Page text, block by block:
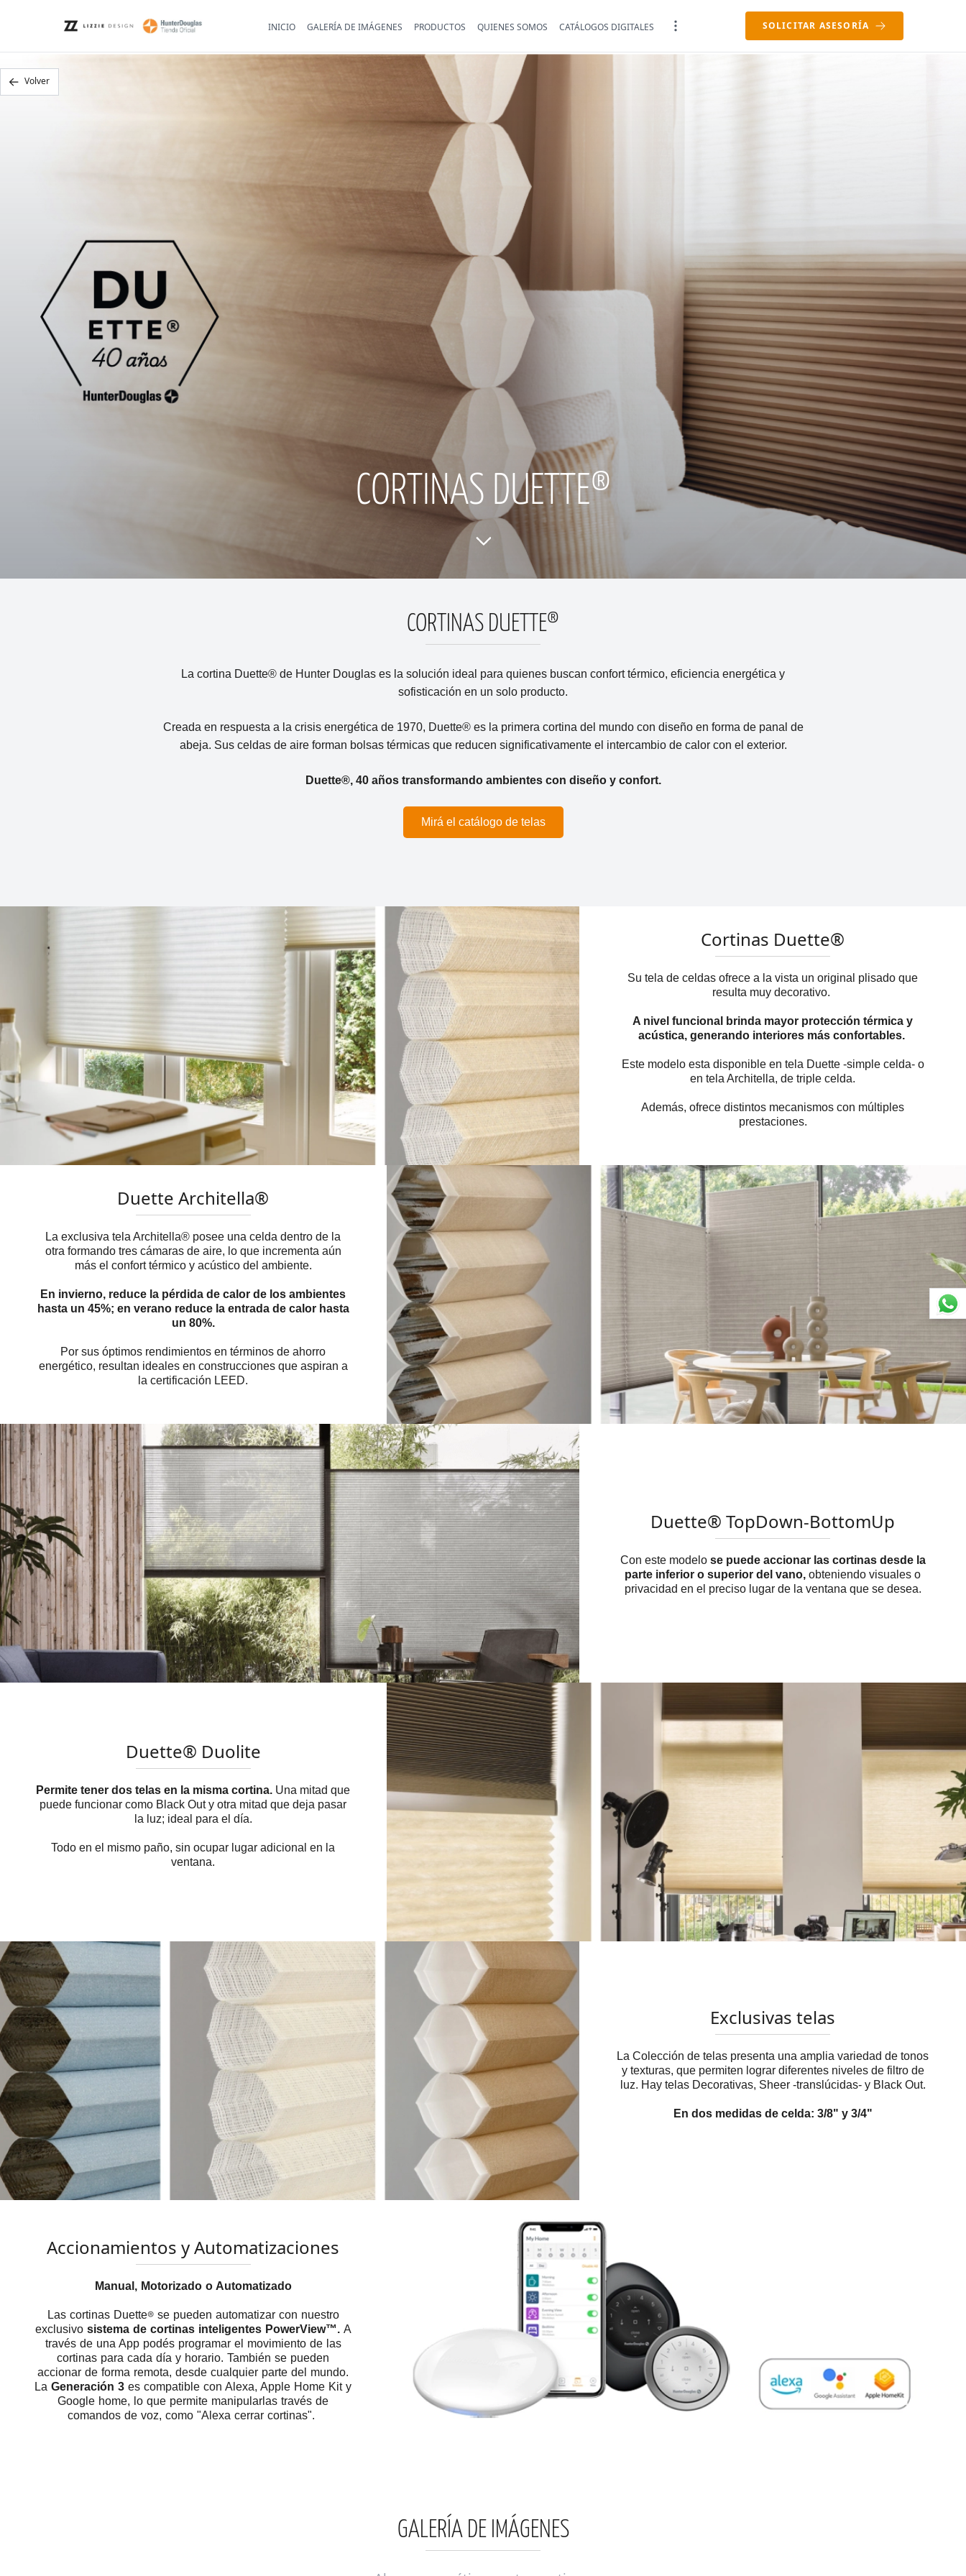
INICIO GALERÍA DE IMÁGENES PRODUCTOS QUIENES SOMOS CATÁLOGOS DIGITALES SOLICITAR ASESORÍA
Volver
CORTINAS DUETTE®
CORTINAS DUETTE®
La cortina Duette® de Hunter Douglas es la solución ideal para quienes buscan confort térmico, eficiencia energética y
sofisticación en un solo producto.
Creada en respuesta a la crisis energética de 1970, Duette® es la primera cortina del mundo con diseño en forma de panal de
abeja. Sus celdas de aire forman bolsas térmicas que reducen significativamente el intercambio de calor con el exterior.
Duette®, 40 años transformando ambientes con diseño y confort.
Mirá el catálogo de telas
Cortinas Duette®
Su tela de celdas ofrece a la vista un original plisado que
resulta muy decorativo.
A nivel funcional brinda mayor protección térmica y
acústica, generando interiores más confortables.
Este modelo esta disponible en tela Duette -simple celda- o
en tela Architella, de triple celda.
Además, ofrece distintos mecanismos con múltiples
prestaciones.
Duette Architella®
La exclusiva tela Architella® posee una celda dentro de la
otra formando tres cámaras de aire, lo que incrementa aún
más el confort térmico y acústico del ambiente.
En invierno, reduce la pérdida de calor de los ambientes
hasta un 45%; en verano reduce la entrada de calor hasta
un 80%.
Por sus óptimos rendimientos en términos de ahorro
energético, resultan ideales en construcciones que aspiran a
la certificación LEED.
Duette® TopDown-BottomUp
Con este modelo se puede accionar las cortinas desde la
parte inferior o superior del vano, obteniendo visuales o
privacidad en el preciso lugar de la ventana que se desea.
Duette® Duolite
Permite tener dos telas en la misma cortina. Una mitad que
puede funcionar como Black Out y otra mitad que deja pasar
la luz; ideal para el día.
Todo en el mismo paño, sin ocupar lugar adicional en la
ventana.
Exclusivas telas
La Colección de telas presenta una amplia variedad de tonos
y texturas, que permiten lograr diferentes niveles de filtro de
luz. Hay telas Decorativas, Sheer -translúcidas- y Black Out.
En dos medidas de celda: 3/8" y 3/4"
Accionamientos y Automatizaciones
Manual, Motorizado o Automatizado
Las cortinas Duette®se pueden automatizar con nuestro
exclusivo sistema de cortinas inteligentes PowerView™. A
través de una App podés programar el movimiento de las
cortinas para cada día y horario. También se pueden
accionar de forma remota, desde cualquier parte del mundo.
LaGeneración 3 es compatible con Alexa, Apple Home Kit y
Google home, lo que permite manipularlas través de
comandos de voz, como "Alexa cerrar cortinas".
GALERÍA DE IMÁGENES